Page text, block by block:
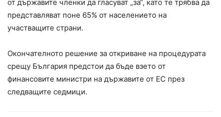
от държавите членки да гласуват „за“, като те трябва да
представляват поне 65% от населението на
участващите страни.
Окончателното решение за откриване на процедурата
срещу България предстои да бъде взето от
финансовите министри на държавите от ЕС през
следващите седмици.